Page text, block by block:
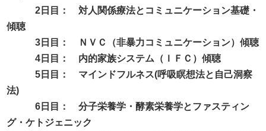
2 日目： 対人関係療法とコミュニケーション基礎・
傾聴
3 日目： ＮＶＣ（非暴力コミュニケーション）傾聴
4 日目： 内的家族システム（ＩＦＣ）傾聴
5 日目： マインドフルネス(呼吸瞑想法と自己洞察
法)
6 日目： 分子栄養学・酵素栄養学とファスティン
グ・ケトジェニック